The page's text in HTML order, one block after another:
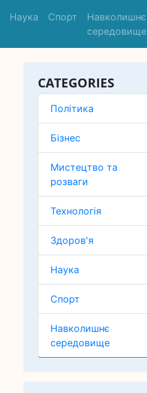
Наука Спорт
Навколишнє
середовище
CATEGORIES
Політика
Бізнес
Мистецтво та
розваги
Технологія
Здоров'я
Наука
Спорт
Навколишнє
середовище